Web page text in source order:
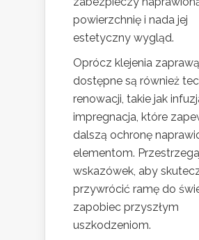
powierzchnię i nada jej
estetyczny wygląd.
Oprócz klejenia
dostępne są również
renowacji, takie jak
impregnacja, które
dalszą ochronę
elementom.
wskazówek, aby
przywrócić ramę do
zapobiec przyszłym
uszkodzeniom.